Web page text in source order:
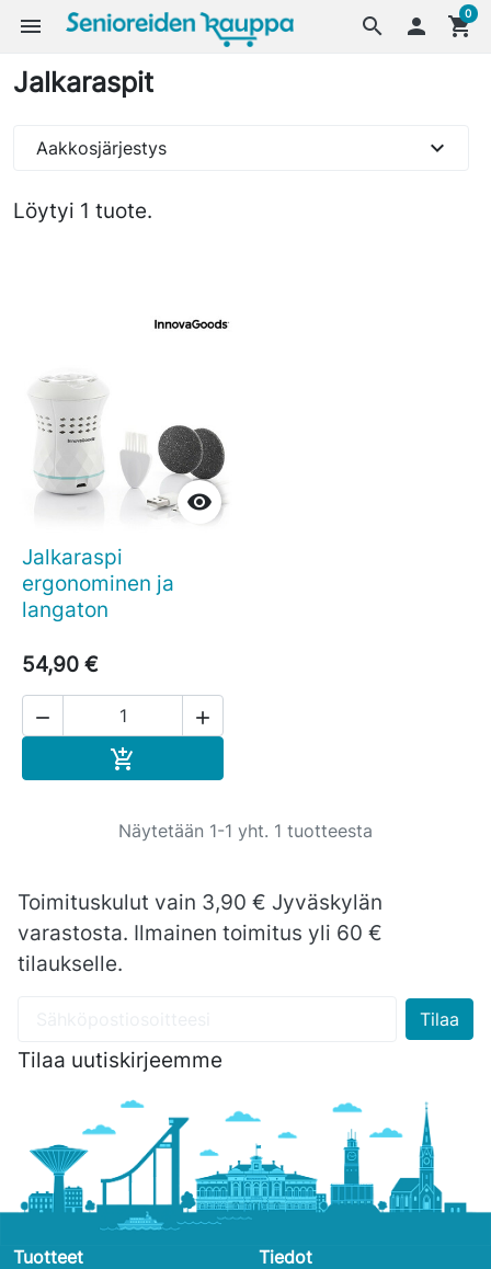
search
menu  shopping_cart
0
Jalkaraspit
Löytyi 1 tuote.
Aakkosjärjestys expand_more

Jalkaraspi
ergonominen ja
langaton
54,90 €
 

Näytetään 1-1 yht. 1 tuotteesta
Toimituskulut vain 3,90 € Jyväskylän
varastosta. Ilmainen toimitus yli 60 €
tilaukselle.
Tilaa uutiskirjeemme
Tuotteet Tiedot